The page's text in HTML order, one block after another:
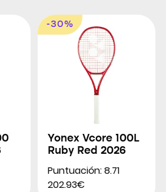
-30%
Yonex Vcore 100L
Ruby Red 2026
Puntuación: 8.71
202.93€